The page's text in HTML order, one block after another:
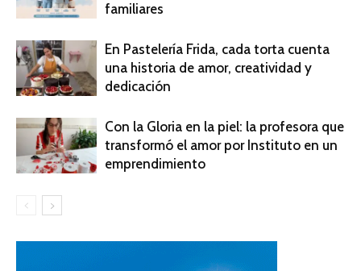
familiares
En Pastelería Frida, cada torta cuenta
una historia de amor, creatividad y
dedicación
Con la Gloria en la piel: la profesora que
transformó el amor por Instituto en un
emprendimiento